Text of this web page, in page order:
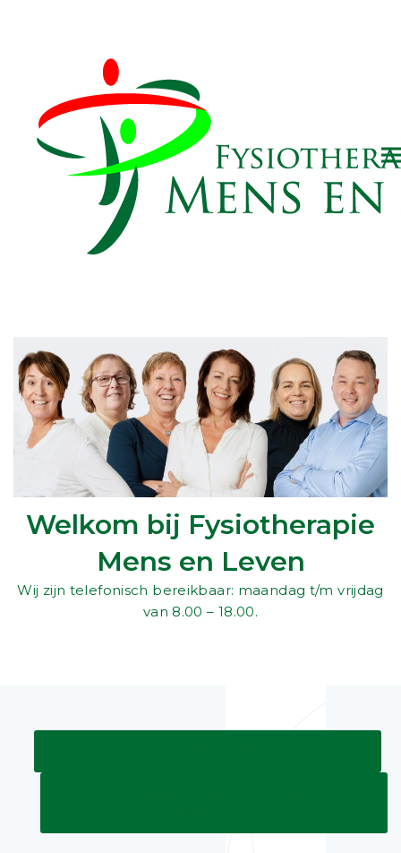
Welkom bij Fysiotherapie
Mens en Leven
Wij zijn telefonisch bereikbaar: maandag t/m vrijdag
van 8.00 – 18.00.